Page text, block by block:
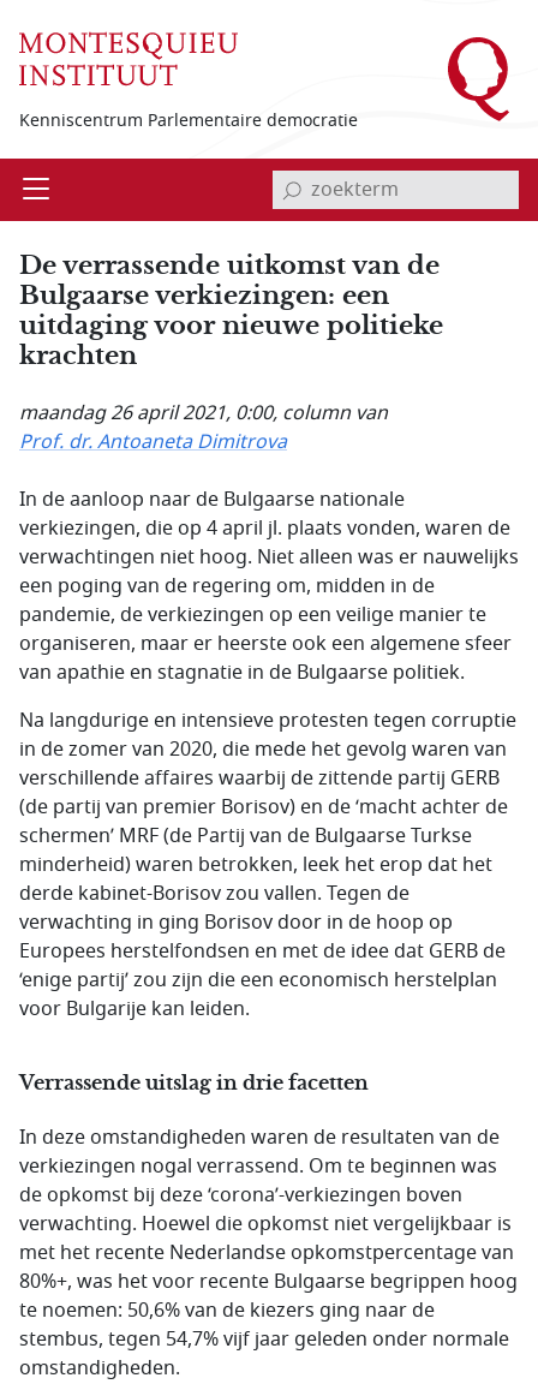
Kenniscentrum Parlementaire democratie
Open invoerveld zoekterm
De verrassende uitkomst van de
Bulgaarse verkiezingen: een
uitdaging voor nieuwe politieke
krachten
maandag 26 april 2021, 0:00, column van
Prof. dr. Antoaneta Dimitrova
In de aanloop naar de Bulgaarse nationale
verkiezingen, die op 4 april jl. plaats vonden, waren de
verwachtingen niet hoog. Niet alleen was er nauwelijks
een poging van de regering om, midden in de
pandemie, de verkiezingen op een veilige manier te
organiseren, maar er heerste ook een algemene sfeer
van apathie en stagnatie in de Bulgaarse politiek.
Na langdurige en intensieve protesten tegen corruptie
in de zomer van 2020, die mede het gevolg waren van
verschillende affaires waarbij de zittende partij GERB
(de partij van premier Borisov) en de ‘macht achter de
schermen’ MRF (de Partij van de Bulgaarse Turkse
minderheid) waren betrokken, leek het erop dat het
derde kabinet-Borisov zou vallen. Tegen de
verwachting in ging Borisov door in de hoop op
Europees herstelfondsen en met de idee dat GERB de
‘enige partij’ zou zijn die een economisch herstelplan
voor Bulgarije kan leiden.
Verrassende uitslag in drie facetten
In deze omstandigheden waren de resultaten van de
verkiezingen nogal verrassend. Om te beginnen was
de opkomst bij deze ‘corona’-verkiezingen boven
verwachting. Hoewel die opkomst niet vergelijkbaar is
met het recente Nederlandse opkomstpercentage van
80%+, was het voor recente Bulgaarse begrippen hoog
te noemen: 50,6% van de kiezers ging naar de
stembus, tegen 54,7% vijf jaar geleden onder normale
omstandigheden.